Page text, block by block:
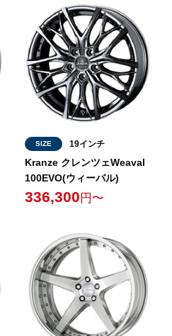
SIZE 19インチ
Kranze クレンツェWeaval
100EVO(ウィーバル)
336,300 円〜